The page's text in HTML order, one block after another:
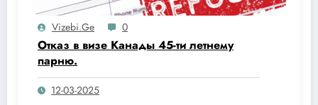
Vizebi.ge 0
Отказ в визе Канады 45-ти летнему
парню.
12-03-2025